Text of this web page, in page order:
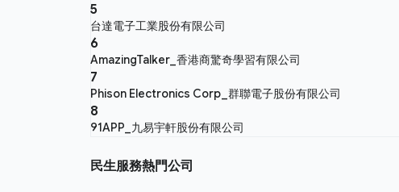
5
台達電子工業股份有限公司
6
AmazingTalker_香港商驚奇學習有限公司
7
Phison Electronics Corp_群聯電子股份有限公司
8
91APP_九易宇軒股份有限公司
民生服務熱門公司